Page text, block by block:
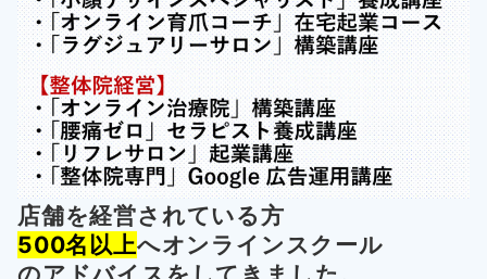
店舗を経営されている方
500名以上へオンラインスクール